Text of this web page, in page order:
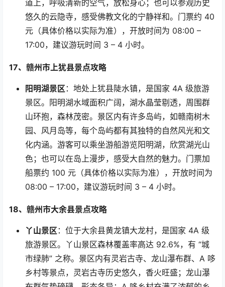
道上，呼吸清新的空气，放松身心；也可以参观历史
悠久的云隐寺，感受佛教文化的宁静祥和。门票约 40
元（具体价格以实际为准），开放时间为 08:00 –
17:00，建议游玩时间 3 – 4 小时。
17、赣州市上犹县景点攻略
阳明湖景区 ：地处上犹县陡水镇，是国家 4A 级旅游
景区。阳明湖水域面积广阔，湖水晶莹剔透，周围群
山环抱，森林茂密。景区内有许多岛屿，如赣南树木
园、风月岛等，每个岛屿都有其独特的自然风光和文
化内涵。游客可以乘坐游船游览阳明湖，欣赏湖光山
色；也可以在岛上漫步，感受大自然的魅力。门票加
船票约 100 元（具体价格以实际为准），开放时间为
08:00 – 17:00，建议游玩时间 3 – 4 小时。
18、赣州市大余县景点攻略
丫山景区 ：位于大余县黄龙镇大龙村，是国家 4A 级
旅游景区。丫山景区森林覆盖率高达 92.6%，有 “城
市绿肺” 之称。景区内有灵岩古寺、龙山瀑布群、 A 哆
乡村等景点，灵岩古寺历史悠久，香火旺盛；龙山瀑